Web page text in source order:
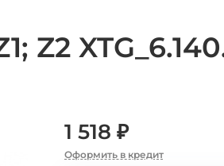
Z2
1 518 ₽
Оформить в кредит